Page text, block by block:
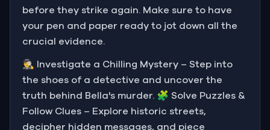
before they strike again. Make sure to have
your pen and paper ready to jot down all the
crucial evidence.
🕵️‍♂️ Investigate a Chilling Mystery – Step into
the shoes of a detective and uncover the
truth behind Bella's murder. 🧩 Solve Puzzles &
Follow Clues – Explore historic streets,
decipher hidden messages, and piece